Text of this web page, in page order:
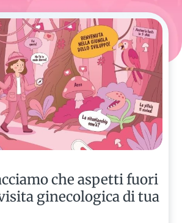
che aspetti fuori
ginecologica di tua